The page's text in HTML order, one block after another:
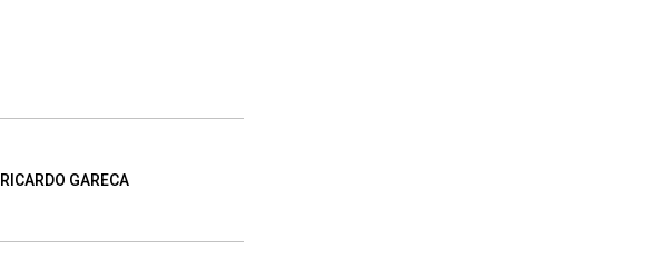
RICARDO GARECA